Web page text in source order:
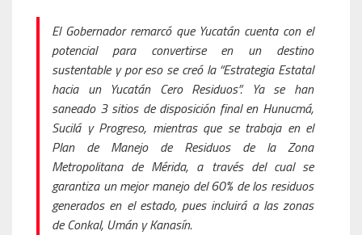
El Gobernador remarcó que Yucatán cuenta con el
potencial para convertirse en un destino
sustentable y por eso se creó la “Estrategia Estatal
hacia un Yucatán Cero Residuos”. Ya se han
saneado 3 sitios de disposición final en Hunucmá,
Sucilá y Progreso, mientras que se trabaja en el
Plan de Manejo de Residuos de la Zona
Metropolitana de Mérida, a través del cual se
garantiza un mejor manejo del 60% de los residuos
generados en el estado, pues incluirá a las zonas
de Conkal, Umán y Kanasín.